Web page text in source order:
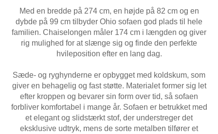
Med en bredde på 274 cm, en højde på 82 cm og en
dybde på 99 cm tilbyder Ohio sofaen god plads til hele
familien. Chaiselongen måler 174 cm i længden og giver
rig mulighed for at slænge sig og finde den perfekte
hvileposition efter en lang dag.
Sæde- og ryghynderne er opbygget med koldskum, som
giver en behagelig og fast støtte. Materialet former sig let
efter kroppen og bevarer sin form over tid, så sofaen
forbliver komfortabel i mange år. Sofaen er betrukket med
et elegant og slidstærkt stof, der understreger det
eksklusive udtryk, mens de sorte metalben tilfører et